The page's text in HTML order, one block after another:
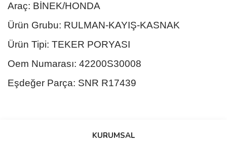
Araç: BİNEK/HONDA
Ürün Grubu: RULMAN-KAYIŞ-KASNAK
Ürün Tipi: TEKER PORYASI
Oem Numarası: 42200S30008
Eşdeğer Parça: SNR R17439
Bu ürüne ilk yorumu siz yapın!
KURUMSAL